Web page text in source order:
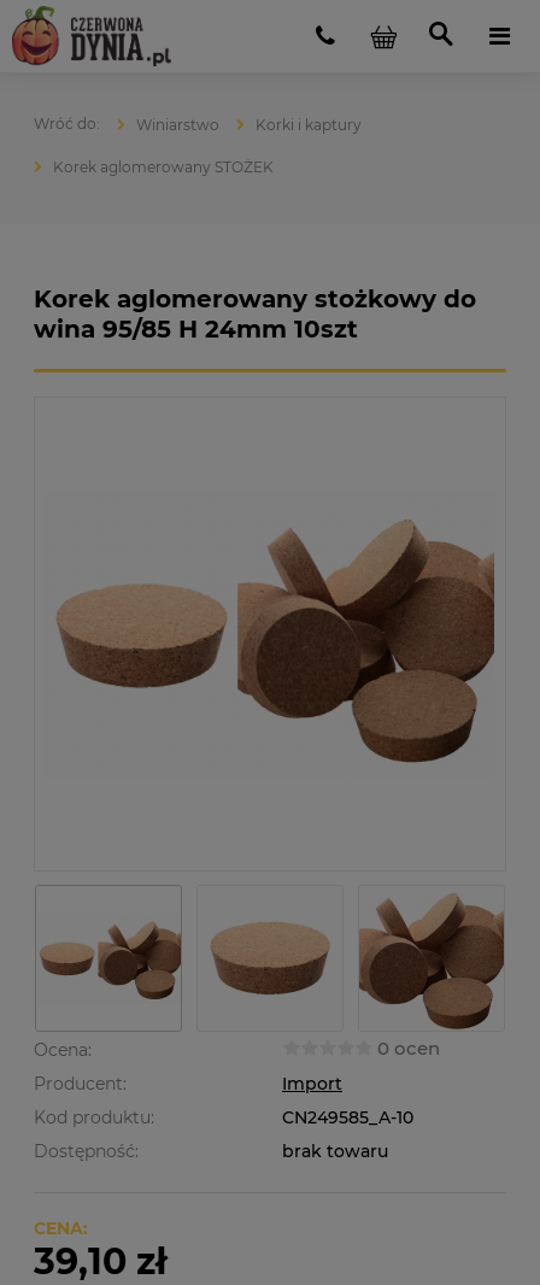
Winiarstwo Korki i kaptury
Korek aglomerowany STOŻEK
Korek aglomerowany stożkowy do
wina 95/85 H 24mm 10szt
Ocena: 0 ocen
Producent:
Import
Kod produktu:
CN249585_A-10
Dostępność:
brak towaru
CENA:
39,10 zł